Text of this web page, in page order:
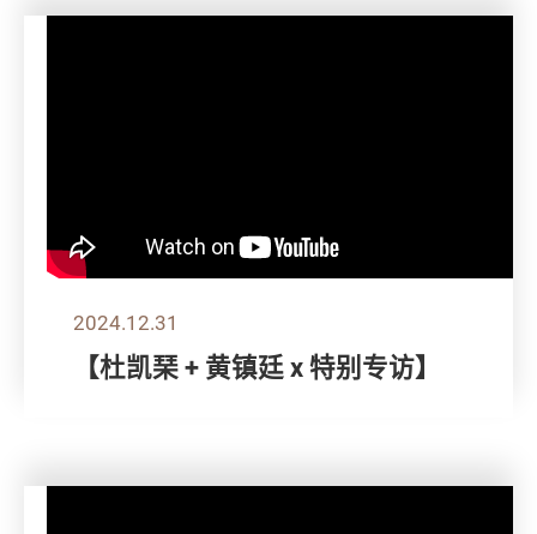
2024.12.31
【杜凯琹 + 黄镇廷 x 特别专访】